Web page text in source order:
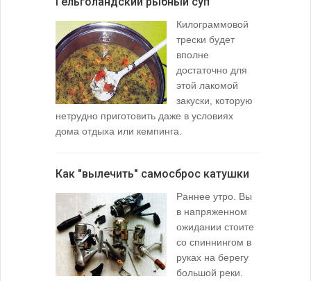
Килограммовой
трески будет
вполне
достаточно для
этой лакомой
закуски, которую
нетрудно приготовить даже в условиях
дома отдыха или кемпинга.
Как "вылечить" самосброс катушки
Раннее утро. Вы
в напряженном
ожидании стоите
со спиннингом в
руках на берегу
большой реки.